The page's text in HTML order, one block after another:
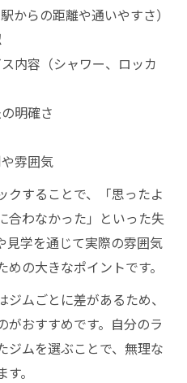
からの距離や通いやすさ）
内容（シャワー、ロッカ
明確さ
雰囲気
クすることで、「思ったよ
合わなかった」といった失
見学を通じて実際の雰囲気
の大きなポイントです。
ムごとに差があるため、
がおすすめです。自分のラ
ジムを選ぶことで、無理な
。